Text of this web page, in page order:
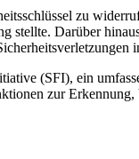
zu
stellte. Darüber
(SFI), ein
zur